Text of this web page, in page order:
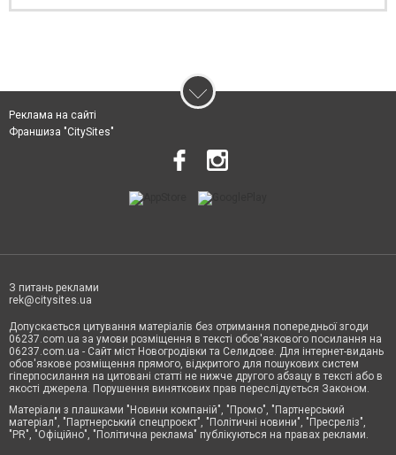
Реклама на сайті
Франшиза "CitySites"
З питань реклами
rek@citysites.ua
Допускається цитування матеріалів без отримання попередньої згоди
06237.com.ua за умови розміщення в тексті обов'язкового посилання на
06237.com.ua - Сайт міст Новогродівки та Селидове. Для інтернет-видань
обов'язкове розміщення прямого, відкритого для пошукових систем
гіперпосилання на цитовані статті не нижче другого абзацу в тексті або в
якості джерела. Порушення виняткових прав переслідується Законом.
Матеріали з плашками "Новини компаній", "Промо", "Партнерський
матеріал", "Партнерський спецпроєкт", "Політичні новини", "Пресреліз",
"PR", "Офіційно", "Політична реклама" публікуються на правах реклами.